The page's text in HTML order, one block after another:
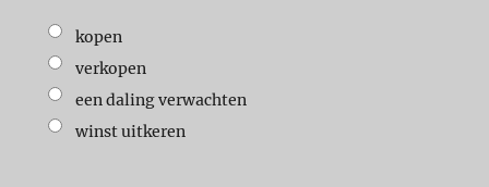
kopen
verkopen
een daling verwachten
winst uitkeren